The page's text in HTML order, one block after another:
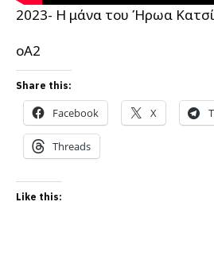
2023- Η μάνα του Ήρωα
οΑ2
Share this:
Facebook X
Threads
Like this: